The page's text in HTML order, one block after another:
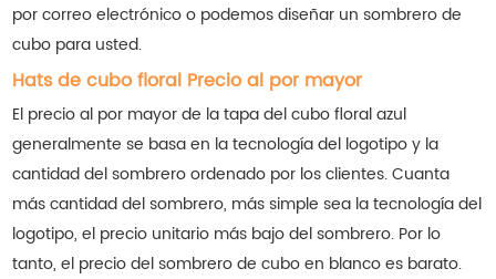
por correo electrónico o podemos diseñar un sombrero de
cubo para usted.
Hats de cubo floral Precio al por mayor
El precio al por mayor de la tapa del cubo floral azul
generalmente se basa en la tecnología del logotipo y la
cantidad del sombrero ordenado por los clientes. Cuanta
más cantidad del sombrero, más simple sea la tecnología del
logotipo, el precio unitario más bajo del sombrero. Por lo
tanto, el precio del sombrero de cubo en blanco es barato.